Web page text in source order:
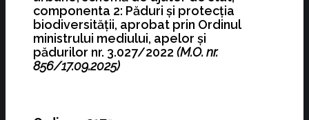
componenta 2: Păduri şi protecţia
biodiversităţii, aprobat prin Ordinul
ministrului mediului, apelor şi
pădurilor nr. 3.027/2022 (M.O. nr.
856/17.09.2025)